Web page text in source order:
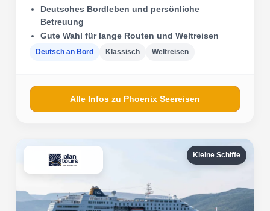
Deutsches Bordleben und persönliche
Betreuung
Gute Wahl für lange Routen und Weltreisen
Deutsch an Bord Klassisch Weltreisen
Alle Infos zu Phoenix Seereisen
Kleine Schiffe